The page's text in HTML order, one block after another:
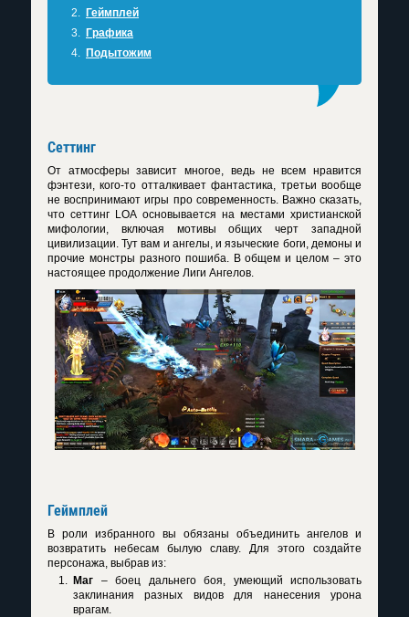
Геймплей
Графика
Подытожим
Сеттинг
От атмосферы зависит многое, ведь не всем нравится
фэнтези, кого-то отталкивает фантастика, третьи вообще
не воспринимают игры про современность. Важно сказать,
что сеттинг LOA основывается на местами христианской
мифологии, включая мотивы общих черт западной
цивилизации. Тут вам и ангелы, и языческие боги, демоны и
прочие монстры разного пошиба. В общем и целом – это
настоящее продолжение Лиги Ангелов.
Геймплей
В роли избранного вы обязаны объединить ангелов и
возвратить небесам былую славу. Для этого создайте
персонажа, выбрав из:
Маг – боец дальнего боя, умеющий использовать
заклинания разных видов для нанесения урона
врагам.